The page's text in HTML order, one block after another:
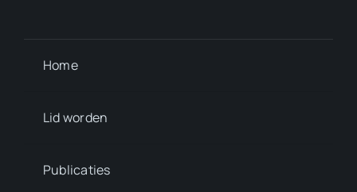
Home
Lid worden
Publicaties